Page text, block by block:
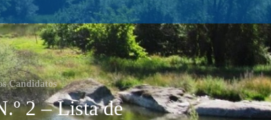
Candidatos
2 – Lista de